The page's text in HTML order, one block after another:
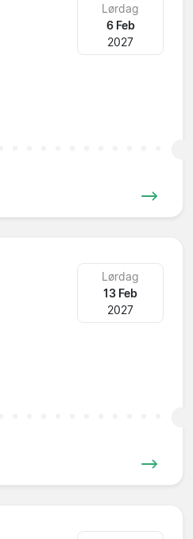
Lørdag
6 Feb
2027
Lørdag
13 Feb
2027